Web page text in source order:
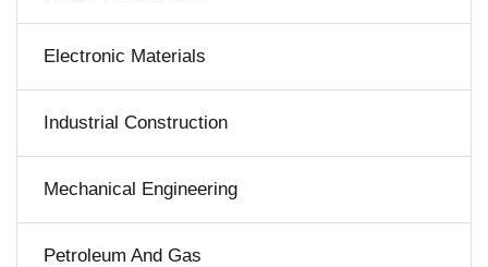
Electronic Materials
Industrial Construction
Mechanical Engineering
Petroleum And Gas